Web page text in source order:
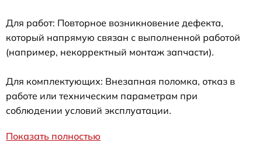
Для работ: Повторное возникновение дефекта,
который напрямую связан с выполненной работой
(например, некорректный монтаж запчасти).
Для комплектующих: Внезапная поломка, отказ в
работе или техническим параметрам при
соблюдении условий эксплуатации.
Показать полностью